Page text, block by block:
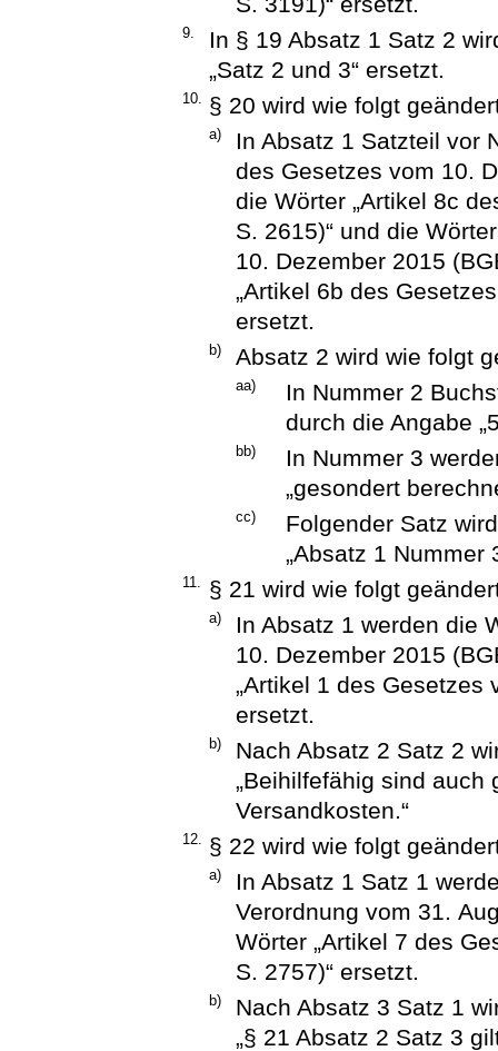
9.
In § 19 Absatz 1 Satz 2
„Satz 2 und 3“ ersetzt.
10. § 20 wird wie folgt
a)
In Absatz 1 Satzteil vor
des Gesetzes vom 10.
die Wörter „Artikel 8c
S. 2615)“ und die
10. Dezember 2015
„Artikel 6b des
ersetzt.
b) Absatz 2 wird wie folgt
aa)
In Nummer 2
durch die Angabe
bb)
In Nummer 3
„gesondert
cc)
Folgender Satz
„Absatz 1 Nummer
11. § 21 wird wie folgt
a)
In Absatz 1 werden die
10. Dezember 2015
„Artikel 1 des Gesetzes
ersetzt.
b)
Nach Absatz 2 Satz 2
„Beihilfefähig sind auch
Versandkosten.“
12. § 22 wird wie folgt
a)
In Absatz 1 Satz 1
Verordnung vom 31.
Wörter „Artikel 7 des
S. 2757)“ ersetzt.
b)
Nach Absatz 3 Satz 1
„§ 21 Absatz 2 Satz 3